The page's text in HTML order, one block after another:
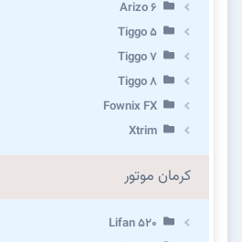
Arizo 6
Tiggo 5
Tiggo 7
Tiggo 8
Fownix FX
Xtrim
کرمان موتور
Lifan 520